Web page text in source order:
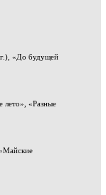
«До будущей
«Разные